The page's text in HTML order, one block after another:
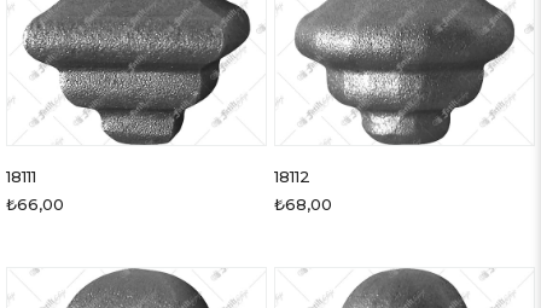
18111
₺66,00
18112
₺68,00